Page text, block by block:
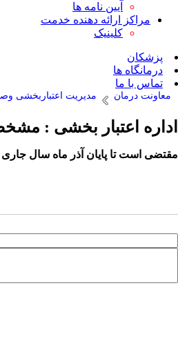
آیین نامه ها
مراکز ارائه دهنده خدمت
کلینیک
پزشکان
درمانگاه ها
تماس با ما
معاونت درمان مدیریت اعتباربخشی
اداره اعتبار بخشی :
مقتضی است تا پایان آذر ماه سال